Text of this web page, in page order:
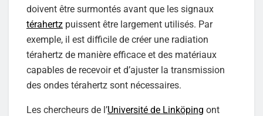
doivent être surmontés avant que les signaux
térahertz puissent être largement utilisés. Par
exemple, il est difficile de créer une radiation
térahertz de manière efficace et des matériaux
capables de recevoir et d’ajuster la transmission
des ondes térahertz sont nécessaires.
Les chercheurs de l’Université de Linköping ont